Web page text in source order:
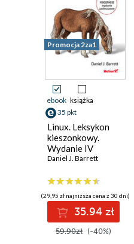
Promocja 2za1
ebook książka
35 pkt
Linux. Leksykon
kieszonkowy.
Wydanie IV
Daniel J. Barrett
(29,95 zł najniższa cena z 30 dni)
35.94 zł
59.90zł (-40%)